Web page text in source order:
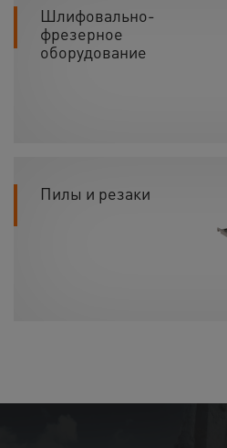
Шлифовально-
фрезерное
оборудование
Пилы и резаки